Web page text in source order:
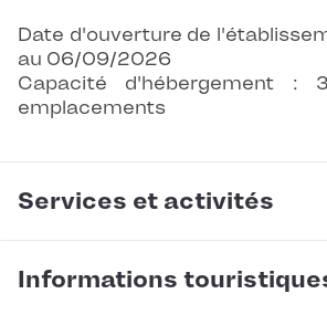
Date d'ouverture de
au 06/09/2026
Capacité d'hébergement :
emplacements
Services et activités
Informations